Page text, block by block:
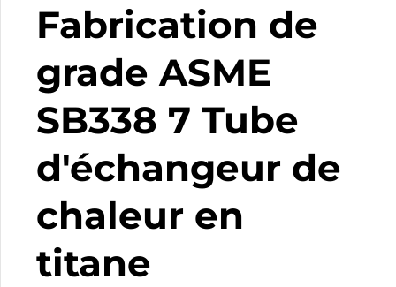
Fabrication de
grade ASME
SB338 7 Tube
d'échangeur de
chaleur en
titane